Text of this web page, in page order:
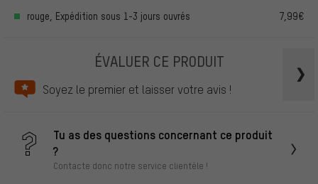
rouge, Expédition sous 1-3 jours ouvrés 7,99€
ÉVALUER CE PRODUIT
Soyez le premier et laisser votre avis !
Tu as des questions concernant ce produit
?
Contacte donc notre service clientèle !